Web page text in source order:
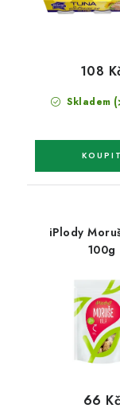
Skladem
108
iPlody
100g
66 Kč